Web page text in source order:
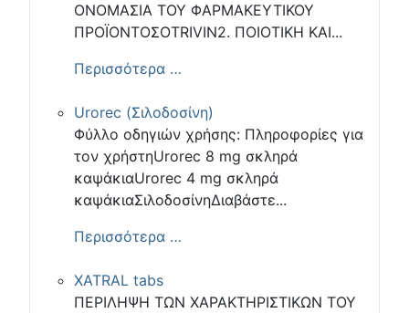
ΟΝΟΜΑΣΙΑ ΤΟΥ ΦΑΡΜΑΚΕΥΤΙΚΟΥ
ΠΡΟΪΟΝΤΟΣOTRIVIN2. ΠΟΙΟΤΙΚΗ ΚΑΙ...
Περισσότερα …
Urorec (Σιλοδοσίνη)
Φύλλο οδηγιών χρήσης: Πληροφορίες για
τον χρήστηUrorec 8 mg σκληρά
καψάκιαUrorec 4 mg σκληρά
καψάκιαΣιλοδοσίνηΔιαβάστε...
Περισσότερα …
XATRAL tabs
ΠΕΡΙΛΗΨΗ ΤΩΝ ΧΑΡΑΚΤΗΡΙΣΤΙΚΩΝ ΤΟΥ